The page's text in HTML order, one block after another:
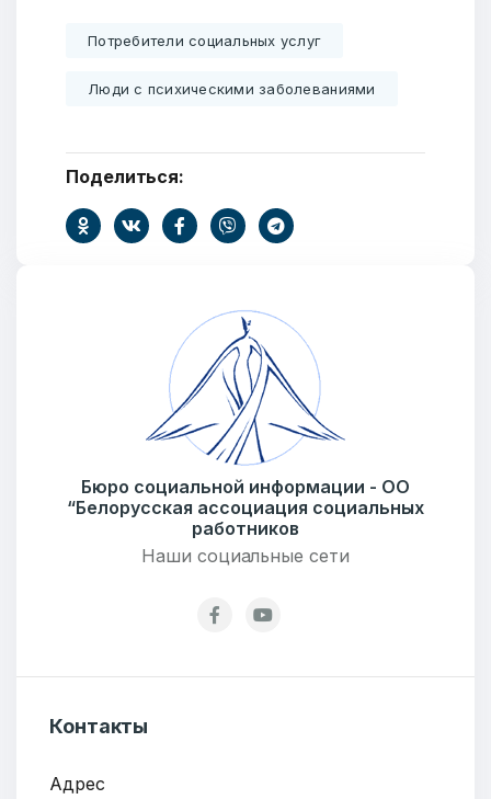
Добро пожаловать
pr@basw-ngo.by
Подпишитесь:
Потребители социальных услуг
Люди с психическими заболеваниями
Поделиться:
Бюро социальной информации - ОО
“Белорусская ассоциация социальных
работников
Наши социальные сети
Контакты
Адрес